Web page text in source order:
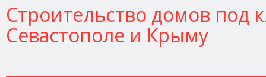
Строительство домов под
Севастополе и Крыму